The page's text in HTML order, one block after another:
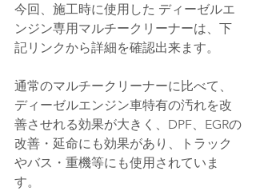
今回、施工時に使用した ディーゼルエ
ンジン専用マルチークリーナーは、下
記リンクから詳細を確認出来ます。
通常のマルチークリーナーに比べて、
ディーゼルエンジン車特有の汚れを改
善させれる効果が大きく、DPF、EGRの
改善・延命にも効果があり、トラック
やバス・重機等にも使用されていま
す。